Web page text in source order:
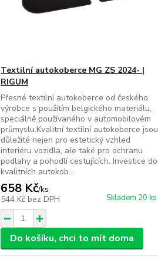
Textilní autokoberce MG ZS 2024- |
RIGUM
Přesné textilní autokoberce od českého
výrobce s použitím belgického materiálu,
speciálně používaného v automobilovém
průmyslu.Kvalitní textilní autokoberce jsou
důležité nejen pro estetický vzhled
interiéru vozidla, ale také pro ochranu
podlahy a pohodlí cestujících. Investice do
kvalitních autokob...
658 Kč/ks
544 Kč bez DPH Skladem 20 ks
Do košíku, chci to mít doma